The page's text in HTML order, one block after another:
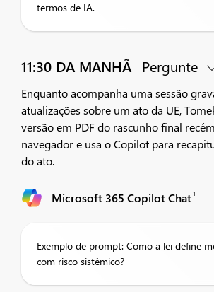
termos de IA.
11:30 DA MANHÃ Pergunte
Enquanto acompanha uma sessão
atualizações sobre um ato da UE,
versão em PDF do rascunho final
navegador e usa o Copilot para
do ato.
Microsoft 365 Copilot Chat 1
Exemplo de prompt: Como a lei define
com risco sistêmico?